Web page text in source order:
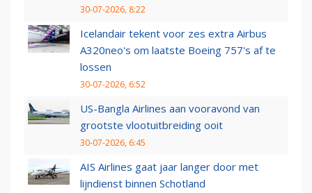
30-07-2026, 8:22
Icelandair tekent voor zes extra Airbus
A320neo's om laatste Boeing 757's af te
lossen
30-07-2026, 6:52
US-Bangla Airlines aan vooravond van
grootste vlootuitbreiding ooit
30-07-2026, 6:45
AIS Airlines gaat jaar langer door met
lijndienst binnen Schotland